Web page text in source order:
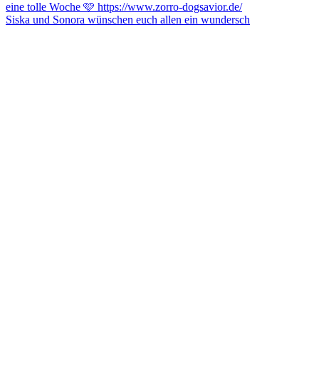
Siska und Sonora wünschen euch allen ein wundersch